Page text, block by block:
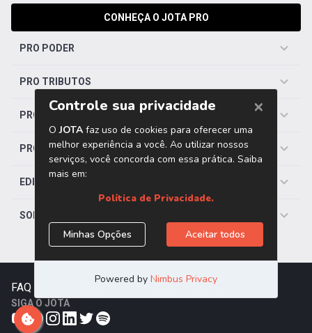
CONHEÇA O JOTA PRO
PRO PODER
PRO TRIBUTOS
PRO TRABALHISTA
PRO SAÚDE
EDITORIAS
SOBRE O JOTA
FAQ Trabalhe Conosco
SIGA O JOTA